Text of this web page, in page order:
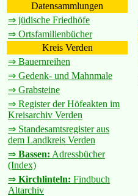
Datensammlungen
⇒ jüdische Friedhöfe
⇒ Ortsfamilienbücher
Kreis Verden
⇒ Bauernreihen
⇒ Gedenk- und Mahnmale
⇒ Grabsteine
⇒ Register der Höfeakten im
Kreisarchiv Verden
⇒ Standesamtsregister aus
dem Landkreis Verden
⇒ Bassen: Adressbücher
(Index)
⇒ Kirchlinteln: Findbuch
Altarchiv